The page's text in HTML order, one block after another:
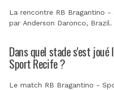
La rencontre RB Bragantino
par Anderson Daronco, Brazil.
Dans quel stade s'est
Sport Recife ?
Le match RB Bragantino -